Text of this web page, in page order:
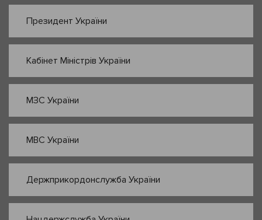
Президент України
Кабінет Міністрів України
МЗС України
МВС України
Держприкордонслужба України